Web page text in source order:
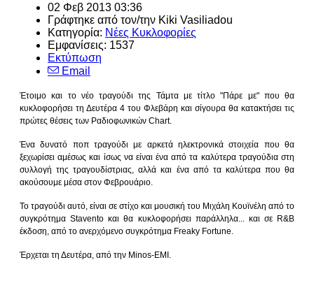
02 Φεβ 2013 03:36
Γράφτηκε από τον/την Kiki Vasiliadou
Κατηγορία: Νέες Κυκλοφορίες
Εμφανίσεις: 1537
Εκτύπωση
Email
Έτοιμο και το νέο τραγούδι της Τάμτα με τίτλο "Πάρε με" που θα
κυκλοφορήσει τη Δευτέρα 4 του Φλεβάρη και σίγουρα θα κατακτήσει τις
πρώτες θέσεις των Ραδιοφωνικών Chart.
Ένα δυνατό ποπ τραγούδι με αρκετά ηλεκτρονικά στοιχεία που θα
ξεχωρίσει αμέσως και ίσως να είναι ένα από τα καλύτερα τραγούδια στη
συλλογή της τραγουδίστριας, αλλά και ένα από τα καλύτερα που θα
ακούσουμε μέσα στον Φεβρουάριο.
Το τραγούδι αυτό, είναι σε στίχο και μουσική του Μιχάλη Κουϊνέλη από το
συγκρότημα Stavento και θα κυκλοφορήσει παράλληλα... και σε R&B
έκδοση, από το ανερχόμενο συγκρότημα Freaky Fortune.
Έρχεται τη Δευτέρα, από την Minos-EMI.